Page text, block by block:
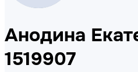
Анодина
1519907